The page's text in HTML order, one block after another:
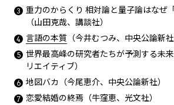
重力のからくり 相対論と量子論はなぜ
（山田克哉、講談社）
言語の本質 （今井むつみ、中央公論新社
世界最高峰の研究者たちが予測する未
リエイティブ）
地図バカ（今尾恵介、中央公論新社）
恋愛結婚の終焉（牛窪恵、光文社）